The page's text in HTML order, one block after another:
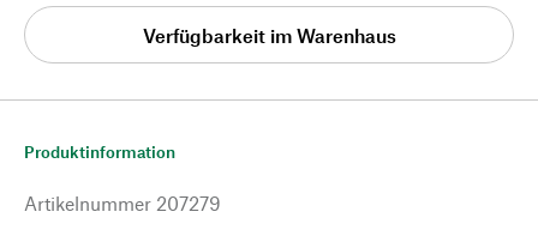
Verfügbarkeit im Warenhaus
Produktinformation
Artikelnummer 207279